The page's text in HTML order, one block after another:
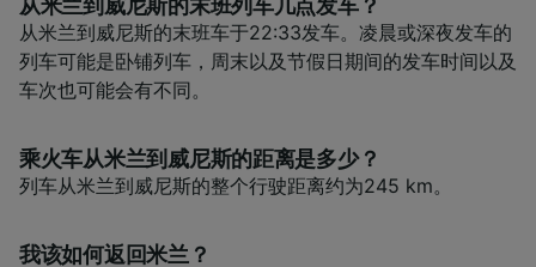
从米兰到威尼斯的末班列车几点发车？
从米兰到威尼斯的末班车于22:33发车。凌晨或深夜发车的
列车可能是卧铺列车，周末以及节假日期间的发车时间以及
车次也可能会有不同。
乘火车从米兰到威尼斯的距离是多少？
列车从米兰到威尼斯的整个行驶距离约为245 km。
我该如何返回米兰？